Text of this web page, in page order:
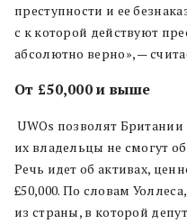
преступности и ее
с к которой действуют
абсолютно верно», —
От £50,000 и выше
UWOs позволят
их владельцы не смогут
Речь идет об активах,
£50,000. По словам
из страны, в которой